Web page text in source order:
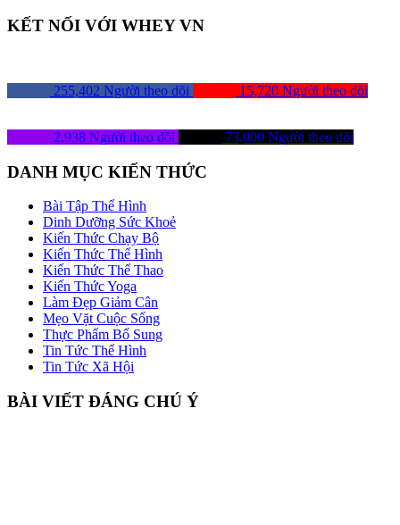
KẾT NỐI VỚI WHEY VN
255,402 Người theo dõi 15,720 Người theo dõi
2,938 Người theo dõi 73,000 Người theo dõi
DANH MỤC KIẾN THỨC
Bài Tập Thể Hình
Dinh Dưỡng Sức Khoẻ
Kiến Thức Chạy Bộ
Kiến Thức Thể Hình
Kiến Thức Thể Thao
Kiến Thức Yoga
Làm Đẹp Giảm Cân
Mẹo Vặt Cuộc Sống
Thực Phẩm Bổ Sung
Tin Tức Thể Hình
Tin Tức Xã Hội
BÀI VIẾT ĐÁNG CHÚ Ý